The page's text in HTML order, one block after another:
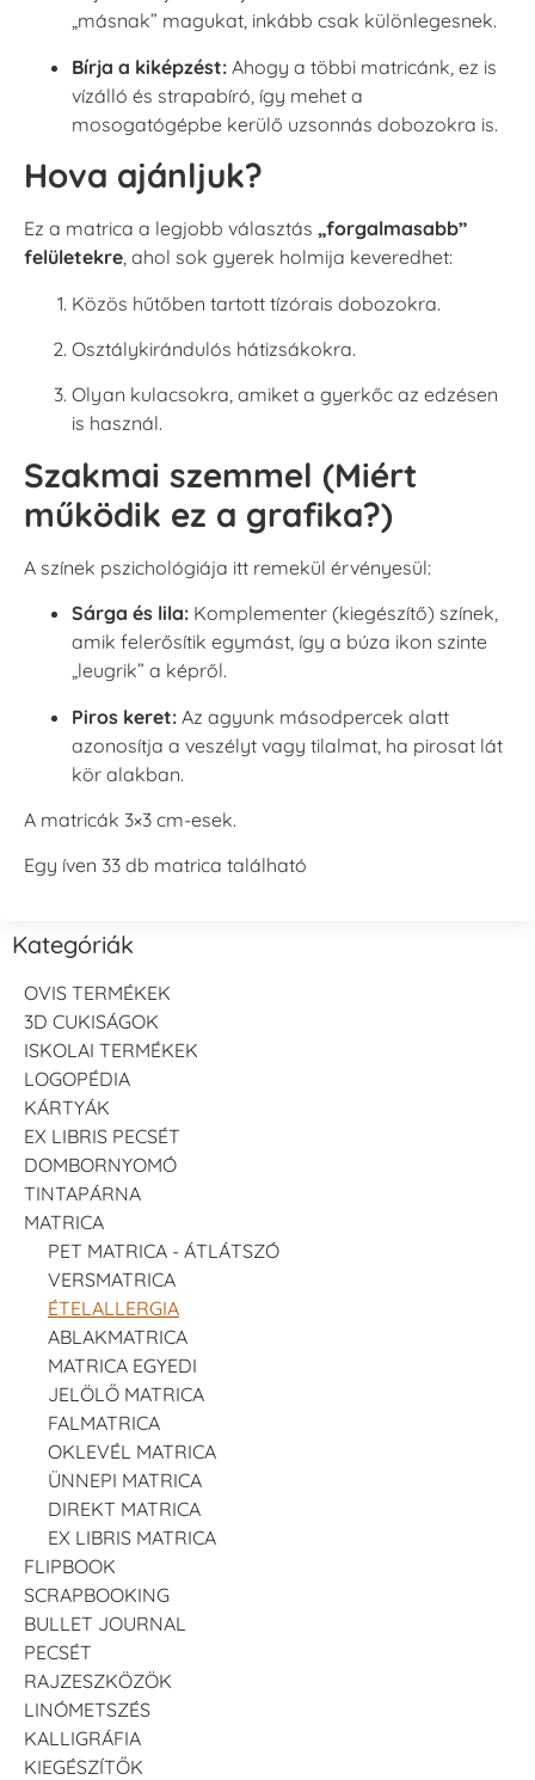
„másnak” magukat, inkább csak különlegesnek.
Bírja a kiképzést: Ahogy a többi matricánk, ez is
vízálló és strapabíró, így mehet a
mosogatógépbe kerülő uzsonnás dobozokra is.
Hova ajánljuk?
Ez a matrica a legjobb választás „forgalmasabb”
felületekre, ahol sok gyerek holmija keveredhet:
Közös hűtőben tartott tízórais dobozokra.
Osztálykirándulós hátizsákokra.
Olyan kulacsokra, amiket a gyerkőc az edzésen
is használ.
Szakmai szemmel (Miért
működik ez a grafika?)
A színek pszichológiája itt remekül érvényesül:
Sárga és lila: Komplementer (kiegészítő) színek,
amik felerősítik egymást, így a búza ikon szinte
„leugrik” a képről.
Piros keret: Az agyunk másodpercek alatt
azonosítja a veszélyt vagy tilalmat, ha pirosat lát
kör alakban.
A matricák 3×3 cm-esek.
Egy íven 33 db matrica található
Kategóriák
OVIS TERMÉKEK
3D CUKISÁGOK
ISKOLAI TERMÉKEK
LOGOPÉDIA
KÁRTYÁK
EX LIBRIS PECSÉT
DOMBORNYOMÓ
TINTAPÁRNA
MATRICA
PET MATRICA - ÁTLÁTSZÓ
VERSMATRICA
ÉTELALLERGIA
ABLAKMATRICA
MATRICA EGYEDI
JELÖLŐ MATRICA
FALMATRICA
OKLEVÉL MATRICA
ÜNNEPI MATRICA
DIREKT MATRICA
EX LIBRIS MATRICA
FLIPBOOK
SCRAPBOOKING
BULLET JOURNAL
PECSÉT
RAJZESZKÖZÖK
LINÓMETSZÉS
KALLIGRÁFIA
KIEGÉSZÍTŐK